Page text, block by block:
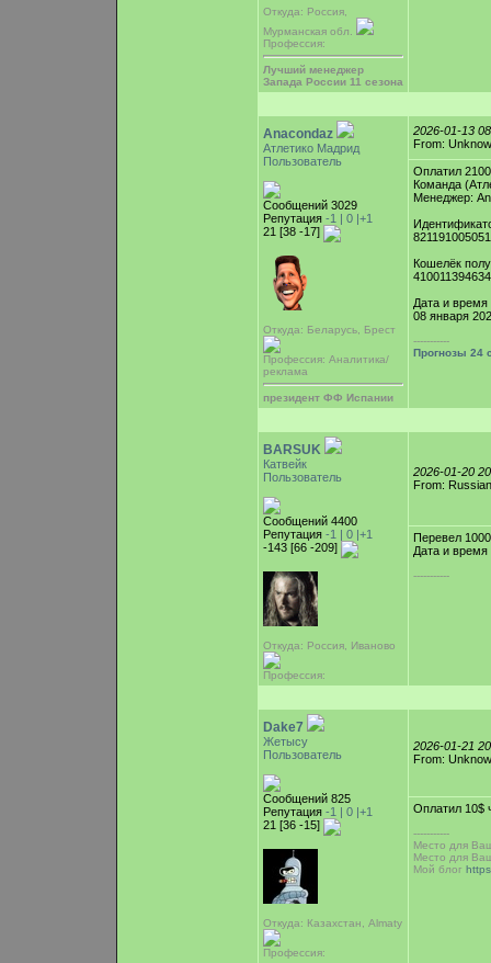
Откуда: Россия,
Мурманская обл.
Профессия:
Лучший менеджер
Запада России 11 сезона
Anacondaz
Атлетико Мадрид
Пользователь
Сообщений 3029
Репутация -1 | 0 |+1
21 [38 -17]
Откуда: Беларусь, Брест
Профессия: Аналитика/
реклама
президент ФФ Испании
2026-01-13
From:
Оплатил
Команда
Менеджер:
Кошелёк
Дата и время
08 января
-----------
Прогнозы 24
BARSUK
Катвейк
Пользователь
Сообщений 4400
Репутация -1 | 0 |+1
-143 [66 -209]
Откуда: Россия, Иваново
Профессия:
2026-01-20
From:
Перевел
Дата и время
-----------
Dake7
Жетысу
Пользователь
Сообщений 825
Репутация -1 | 0 |+1
21 [36 -15]
Откуда: Казахстан, Almaty
Профессия:
2026-01-21
From:
Оплатил 10$
-----------
Место для
Место для
Мой блог